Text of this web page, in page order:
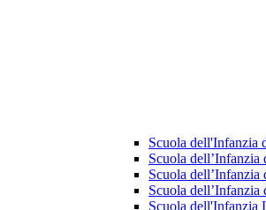
Scuola dell'Infanzia
Scuola dell’Infanzia
Scuola dell’Infanzia
Scuola dell’Infanzia
Scuola dell'Infanzia